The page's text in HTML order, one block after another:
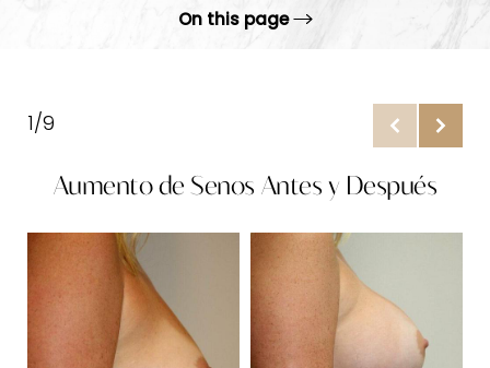
On this page
Procedimiento
1/9
Aumento de Senos Antes y Después